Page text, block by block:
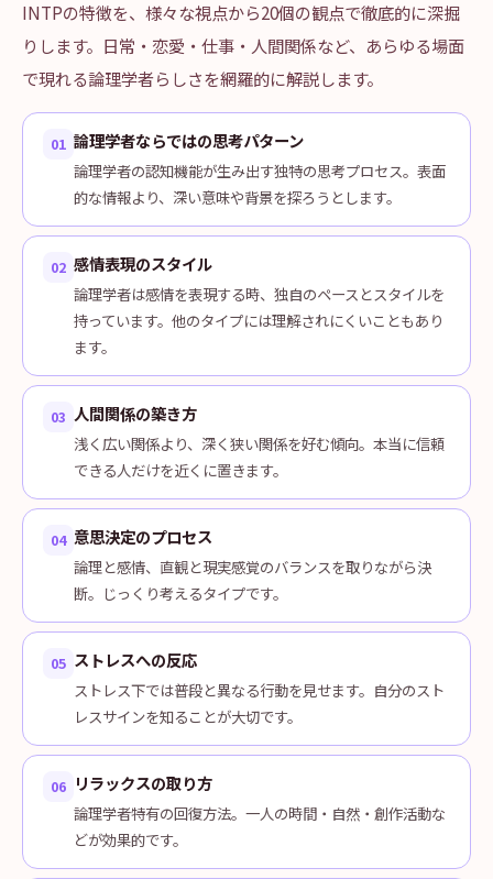
INTPの特徴を、様々な視点から20個の観点で徹底的に深掘
りします。日常・恋愛・仕事・人間関係など、あらゆる場面
で現れる論理学者らしさを網羅的に解説します。
01 論理学者ならではの思考パターン
論理学者の認知機能が生み出す独特の思考プロセス。表面
的な情報より、深い意味や背景を探ろうとします。
02 感情表現のスタイル
論理学者は感情を表現する時、独自のペースとスタイルを
持っています。他のタイプには理解されにくいこともあり
ます。
03 人間関係の築き方
浅く広い関係より、深く狭い関係を好む傾向。本当に信頼
できる人だけを近くに置きます。
04 意思決定のプロセス
論理と感情、直観と現実感覚のバランスを取りながら決
断。じっくり考えるタイプです。
05 ストレスへの反応
ストレス下では普段と異なる行動を見せます。自分のスト
レスサインを知ることが大切です。
06 リラックスの取り方
論理学者特有の回復方法。一人の時間・自然・創作活動な
どが効果的です。